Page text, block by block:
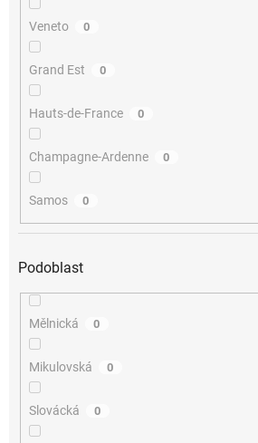
Veneto 0
Grand Est 0
Hauts-de-France 0
Champagne-Ardenne 0
Samos 0
Podoblast
Mělnická 0
Mikulovská 0
Slovácká 0